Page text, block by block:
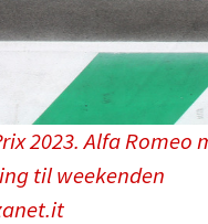
2023. Alfa Romeo
til weekenden